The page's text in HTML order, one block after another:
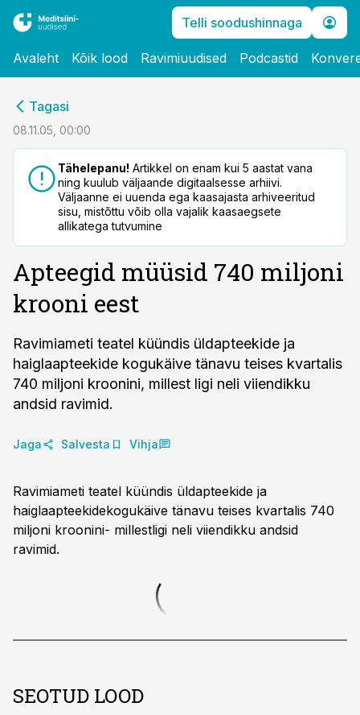
Telli soodushinnaga
Avaleht Kõik lood Ravimiuudised Podcastid
Tagasi
08.11.05, 00:00
Tähelepanu! Artikkel on enam kui 5 aastat vana
ning kuulub väljaande digitaalsesse arhiivi.
Väljaanne ei uuenda ega kaasajasta arhiveeritud
sisu, mistõttu võib olla vajalik kaasaegsete
allikatega tutvumine
Apteegid müüsid 740 miljoni
krooni eest
Ravimiameti teatel küündis üldapteekide ja
haiglaapteekide kogukäive tänavu teises kvartalis
740 miljoni kroonini, millest ligi neli viiendikku
andsid ravimid.
Jaga Salvesta Vihja
Ravimiameti teatel küündis üldapteekide ja
haiglaapteekidekogukäive tänavu teises kvartalis 740
miljoni kroonini- millestligi neli viiendikku andsid
ravimid.
SEOTUD LOOD